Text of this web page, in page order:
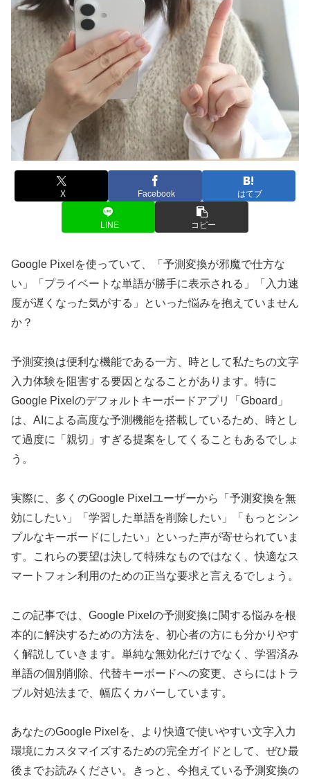
X Facebook はてブ
LINE コピー
Google Pixelを使っていて、「予測変換が邪魔で仕方な
い」「プライベートな単語が勝手に表示される」「入力速
度が遅くなった気がする」といった悩みを抱えていません
か？
予測変換は便利な機能である一方、時として私たちの文字
入力体験を阻害する要因となることがあります。特に
Google Pixelのデフォルトキーボードアプリ「Gboard」
は、AIによる高度な予測機能を搭載しているため、時とし
て過度に「親切」すぎる提案をしてくることもあるでしょ
う。
実際に、多くのGoogle Pixelユーザーから「予測変換を無
効にしたい」「学習した単語を削除したい」「もっとシン
プルなキーボードにしたい」といった声が寄せられていま
す。これらの要望は決して特殊なものではなく、快適なス
マートフォン利用のための正当な要求と言えるでしょう。
この記事では、Google Pixelの予測変換に関する悩みを根
本的に解決するための方法を、初心者の方にも分かりやす
く解説していきます。単純な無効化だけでなく、学習済み
単語の個別削除、代替キーボードへの変更、さらにはトラ
ブル対処法まで、幅広くカバーしています。
あなたのGoogle Pixelを、より快適で使いやすい文字入力
環境にカスタマイズするための完全ガイドとして、ぜひ最
後までお読みください。きっと、今抱えている予測変換の